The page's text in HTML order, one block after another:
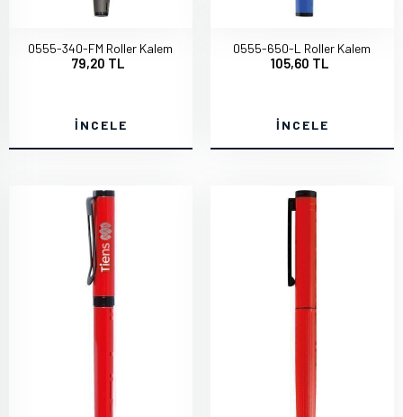
0555-340-FM Roller Kalem
79,20 TL
İNCELE
0555-650-L Roller Kalem
105,60 TL
İNCELE